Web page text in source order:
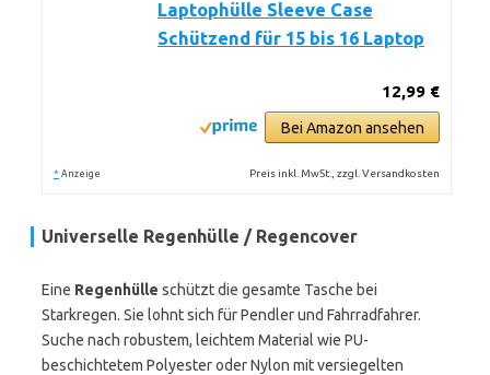
Laptophülle Sleeve Case
Schützend für 15 bis 16 Laptop
12,99 €
Bei Amazon ansehen
* Anzeige Preis inkl. MwSt., zzgl. Versandkosten
Universelle Regenhülle / Regencover
Eine Regenhülle schützt die gesamte Tasche bei
Starkregen. Sie lohnt sich für Pendler und Fahrradfahrer.
Suche nach robustem, leichtem Material wie PU-
beschichtetem Polyester oder Nylon mit versiegelten